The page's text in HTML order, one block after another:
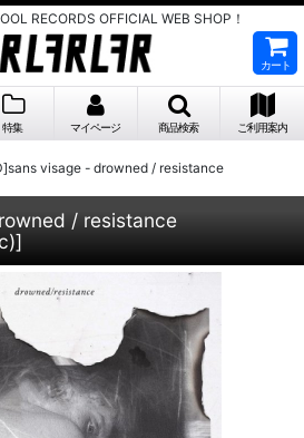
RECORDS OFFICIAL WEB SHOP！
カート
特集 マイページ 商品検索 ご利用案内
visage - drowned / resistance
/ resistance
]